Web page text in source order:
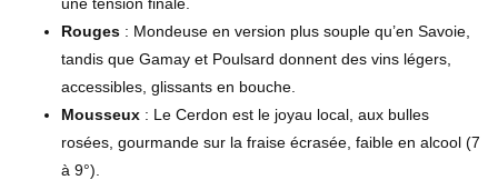
Rouges : Mondeuse en version plus souple qu’en Savoie,
tandis que Gamay et Poulsard donnent des vins légers,
accessibles, glissants en bouche.
Mousseux : Le Cerdon est le joyau local, aux bulles
rosées, gourmande sur la fraise écrasée, faible en alcool (7
à 9°).